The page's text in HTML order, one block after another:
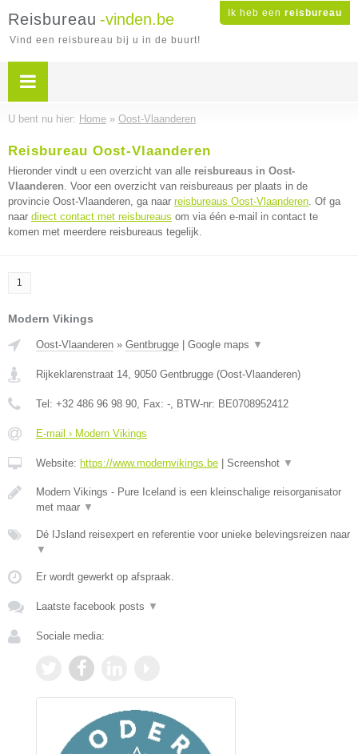
Ik heb een reisbureau
Reisbureau -vinden.be
Vind een reisbureau bij u in de buurt!
U bent nu hier: Home » Oost-Vlaanderen
Reisbureau Oost-Vlaanderen
Hieronder vindt u een overzicht van alle reisbureaus in Oost-
Vlaanderen. Voor een overzicht van reisbureaus per plaats in de
provincie Oost-Vlaanderen, ga naar reisbureaus Oost-Vlaanderen. Of ga
naar direct contact met reisbureaus om via één e-mail in contact te
komen met meerdere reisbureaus tegelijk.
1
Modern Vikings
Oost-Vlaanderen » Gentbrugge Google maps ▼
Rijkeklarenstraat 14, 9050 Gentbrugge (Oost-Vlaanderen)
Tel: +32 486 96 98 90, Fax: -, BTW-nr: BE0708952412
E-mail › Modern Vikings
Website: https://www.modernvikings.be Screenshot ▼
Modern Vikings - Pure Iceland is een kleinschalige reisorganisator
met maar ▼
Dé IJsland reisexpert en referentie voor unieke belevingsreizen naar
▼
Er wordt gewerkt op afspraak.
Laatste facebook posts ▼
Sociale media: